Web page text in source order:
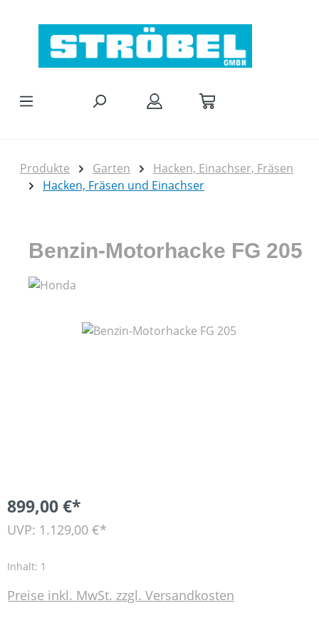
Produkte Garten
Hacken, Einachser, Fräsen
Hacken, Fräsen und Einachser
Benzin-Motorhacke FG 205
Bildergalerie überspringen
899,00 €*
UVP: 1.129,00 €*
Inhalt: 1
Preise inkl. MwSt. zzgl. Versandkosten